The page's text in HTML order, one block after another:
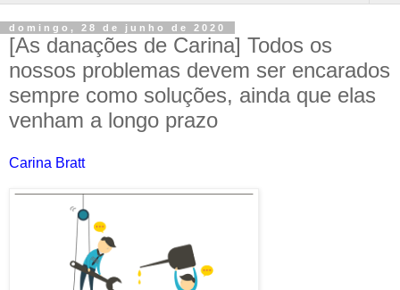
domingo, 28 de junho de 2020
[As danações de Carina] Todos os
nossos problemas devem ser encarados
sempre como soluções, ainda que elas
venham a longo prazo
Carina Bratt